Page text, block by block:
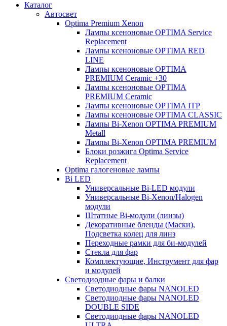
Каталог
Автосвет
Optima Premium Xenon
Лампы ксеноновые OPTIMA Service
Replacement
Лампы ксеноновые OPTIMA RED
LINE
Лампы ксеноновые OPTIMA
PREMIUM Ceramic +30
Лампы ксеноновые OPTIMA
PREMIUM Ceramic
Лампы ксеноновые OPTIMA ITP
Лампы ксеноновые OPTIMA CLASSIC
Лампы Bi-Xenon OPTIMA PREMIUM
Metall
Лампы Bi-Xenon OPTIMA PREMIUM
Блоки розжига Optima Service
Replacement
Optima галогеновые лампы
Bi LED
Универсальные Bi-LED модули
Универсальные Bi-Xenon/Halogen
модули
Штатные Bi-модули (линзы)
Декоративные бленды (Маски),
Подсветка колец для линз
Переходные рамки для би-модулей
Стекла для фар
Комплектующие, Инструмент для фар
и модулей
Светодиодные фары и балки
Светодиодные фары NANOLED
Светодиодные фары NANOLED
DOUBLE SIDE
Светодиодные фары NANOLED